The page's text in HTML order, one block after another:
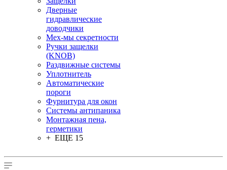
Дверные
гидравлические
доводчики
Мех-мы секретности
Ручки защелки
(KNOB)
Раздвижные системы
Уплотнитель
Автоматические
пороги
Фурнитура для окон
Системы антипаника
Монтажная пена,
герметики
+ ЕЩЕ 15